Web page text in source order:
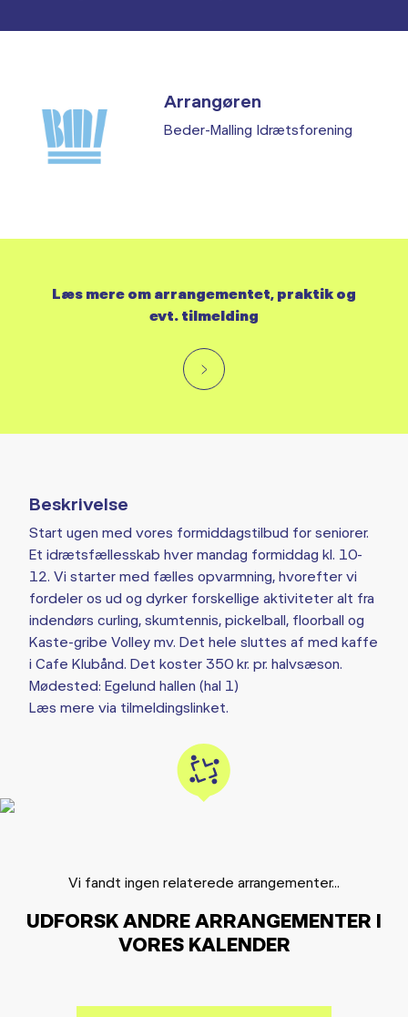
Beskrivelse
Start ugen med vores formiddagstilbud for seniorer.
Et idrætsfællesskab hver mandag formiddag kl. 10-
12. Vi starter med fælles opvarmning, hvorefter vi
fordeler os ud og dyrker forskellige aktiviteter alt fra
indendørs curling, skumtennis, pickelball, floorball og
Kaste-gribe Volley mv. Det hele sluttes af med kaffe
i Cafe Klubånd. Det koster 350 kr. pr. halvsæson.
Mødested: Egelund hallen (hal 1)
Læs mere via tilmeldingslinket.
Arrangøren
Beder-Malling Idrætsforening
Læs mere om arrangementet, praktik og
evt. tilmelding
Vi fandt ingen relaterede arrangementer...
UDFORSK ANDRE ARRANGEMENTER I
VORES KALENDER